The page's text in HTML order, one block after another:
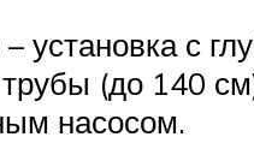
установка с
трубы (до 140
насосом.